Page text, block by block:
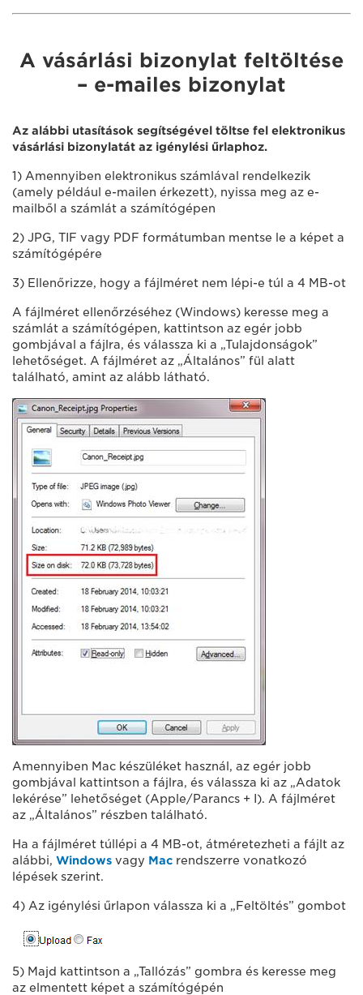
A vásárlási bizonylat feltöltése
– e-mailes bizonylat
Az alábbi utasítások segítségével töltse fel elektronikus
vásárlási bizonylatát az igénylési űrlaphoz.
1) Amennyiben elektronikus számlával rendelkezik
(amely például e-mailen érkezett), nyissa meg az e-
mailből a számlát a számítógépen
2) JPG, TIF vagy PDF formátumban mentse le a képet a
számítógépére
3) Ellenőrizze, hogy a fájlméret nem lépi-e túl a 4 MB-ot
A fájlméret ellenőrzéséhez (Windows) keresse meg a
számlát a számítógépen, kattintson az egér jobb
gombjával a fájlra, és válassza ki a „Tulajdonságok”
lehetőséget. A fájlméret az „Általános” fül alatt
található, amint az alább látható.
Amennyiben Mac készüléket használ, az egér jobb
gombjával kattintson a fájlra, és válassza ki az „Adatok
lekérése” lehetőséget (Apple/Parancs + I). A fájlméret
az „Általános” részben található.
Ha a fájlméret túllépi a 4 MB-ot, átméretezheti a fájlt az
alábbi, Windows vagy Mac rendszerre vonatkozó
lépések szerint.
4) Az igénylési űrlapon válassza ki a „Feltöltés” gombot
5) Majd kattintson a „Tallózás” gombra és keresse meg
az elmentett képet a számítógépén